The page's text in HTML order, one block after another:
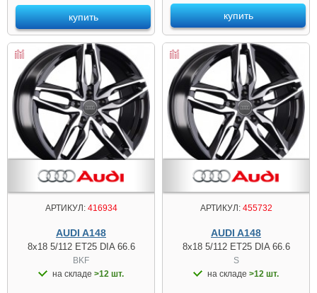
купить купить
АРТИКУЛ:416934
AUDI A148
8x18 5/112 ET25 DIA 66.6
BKF
на складе >12 шт.
АРТИКУЛ:455732
AUDI A148
8x18 5/112 ET25 DIA 66.6
S
на складе >12 шт.